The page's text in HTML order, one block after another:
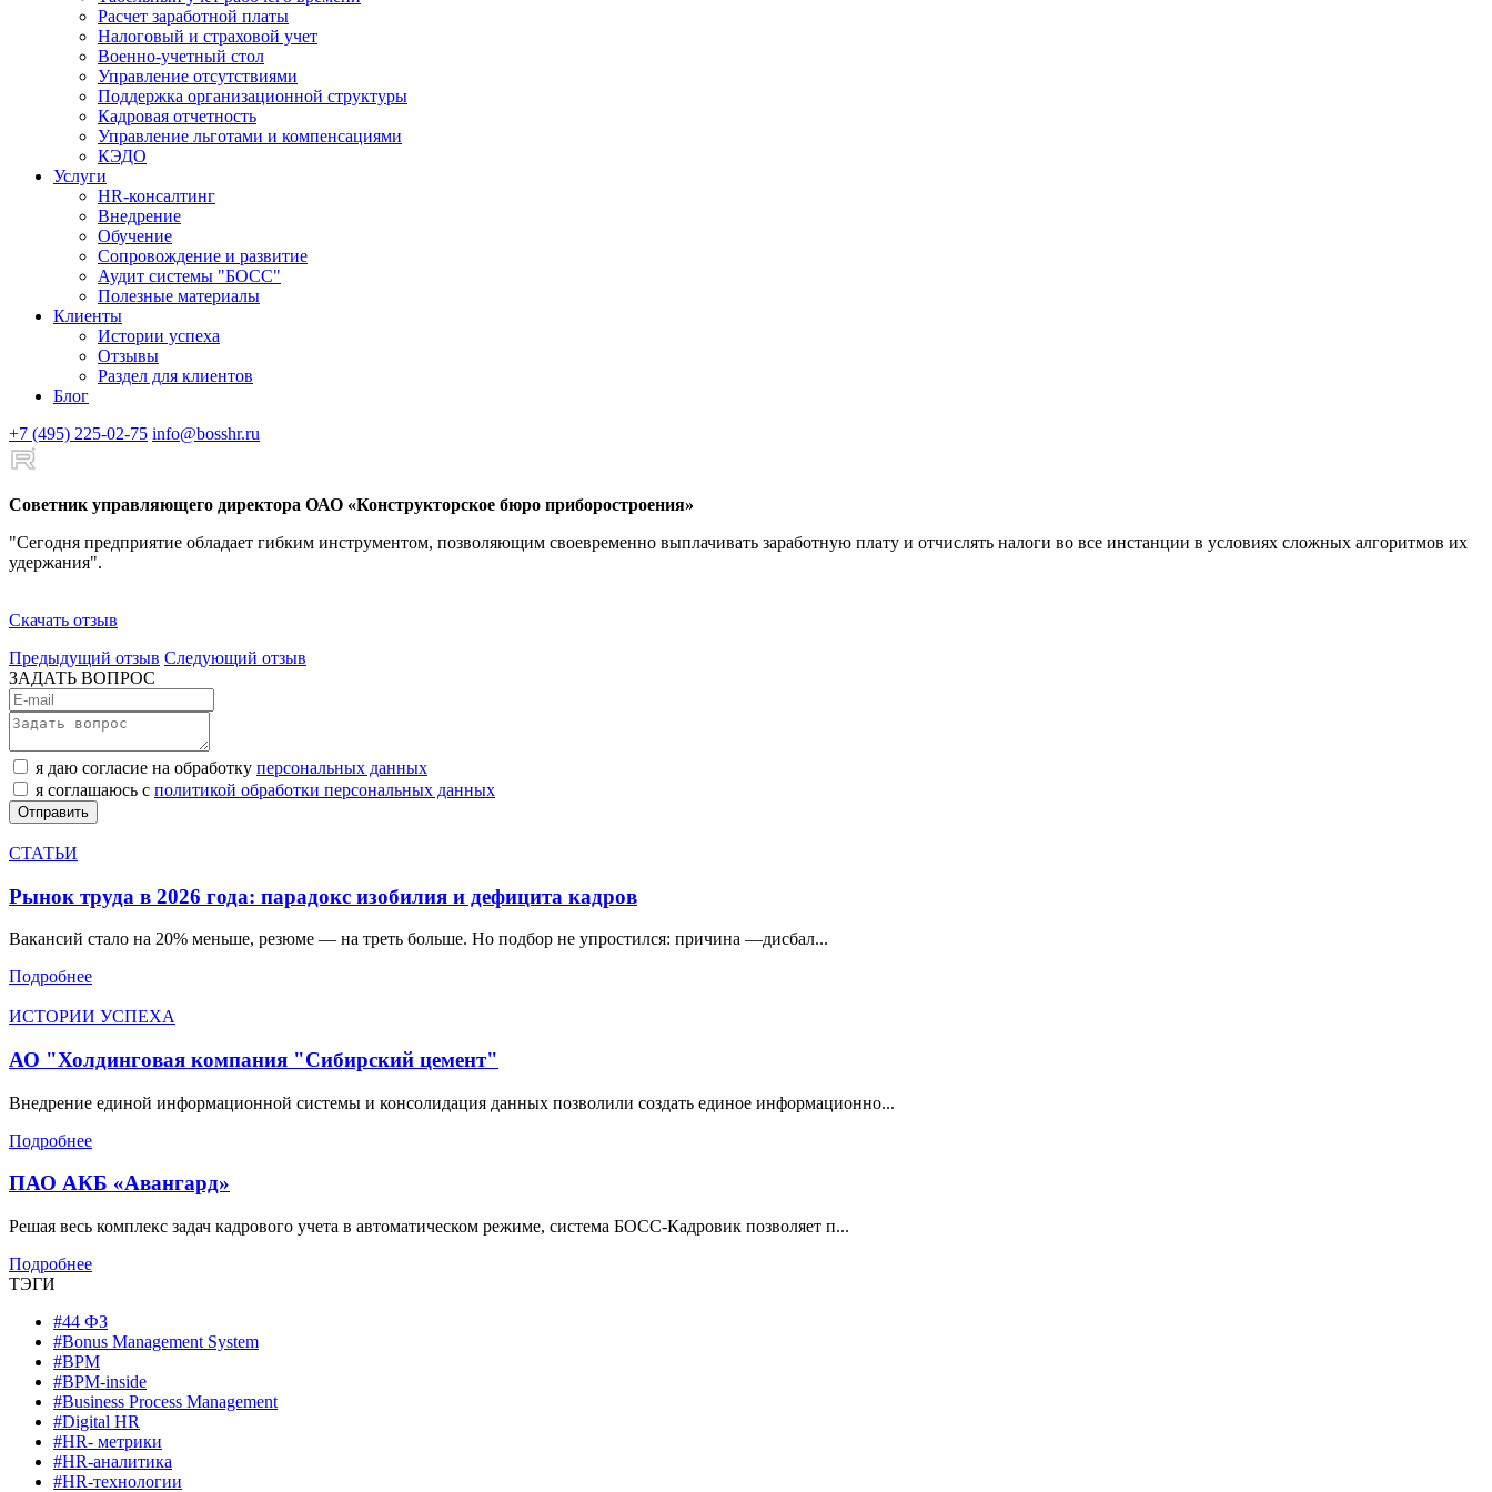
Расчет заработной платы
Налоговый и страховой учет
Военно-учетный стол
Управление отсутствиями
Поддержка организационной структуры
Кадровая отчетность
Управление льготами и компенсациями
КЭДО
Услуги
HR-консалтинг
Внедрение
Обучение
Сопровождение и развитие
Аудит системы "БОСС"
Полезные материалы
Клиенты
Истории успеха
Отзывы
Раздел для клиентов
Блог
+7 (495) 225-02-75 info@bosshr.ru
Советник управляющего директора ОАО «Конструкторское бюро приборостроения»
"Сегодня предприятие обладает гибким инструментом, позволяющим своевременно выплачивать заработную плату и отчислять налоги во все инстанции в условиях сложных алгоритмов их
удержания".
Скачать отзыв
Предыдущий отзыв Следующий отзыв
ЗАДАТЬ ВОПРОС
я даю согласие на обработку персональных данных
я соглашаюсь с политикой обработки персональных данных
СТАТЬИ
Рынок труда в 2026 года: парадокс изобилия и дефицита кадров
Вакансий стало на 20% меньше, резюме — на треть больше. Но подбор не упростился: причина —дисбал...
Подробнее
ИСТОРИИ УСПЕХА
АО "Холдинговая компания "Сибирский цемент"
Внедрение единой информационной системы и консолидация данных позволили создать единое информационно...
Подробнее
ПАО АКБ «Авангард»
Решая весь комплекс задач кадрового учета в автоматическом режиме, система БОСС-Кадровик позволяет п...
Подробнее
ТЭГИ
#44 ФЗ
#Bonus Management System
#BPM
#BPM-inside
#Business Process Management
#Digital HR
#HR- метрики
#HR-аналитика
#HR-технологии